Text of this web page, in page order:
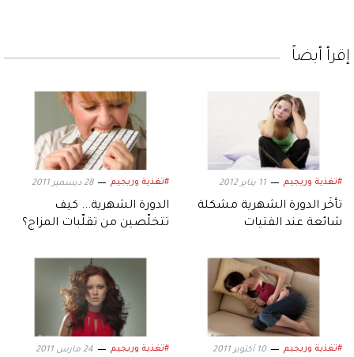
إقرأ أيضاً
#تغذية وريجيم 11 يناير 2012
تأخّر الدورة الشهرية مشكلة
شائعة عند الفتيات
#تغذية وريجيم 28 ديسمبر 2011
الدورة الشهرية... كيف
تتخلّصين من تقلّبات المزاج؟
#تغذية وريجيم 10 أكتوبر 2011 #تغذية وريجيم 24 مارس 2011